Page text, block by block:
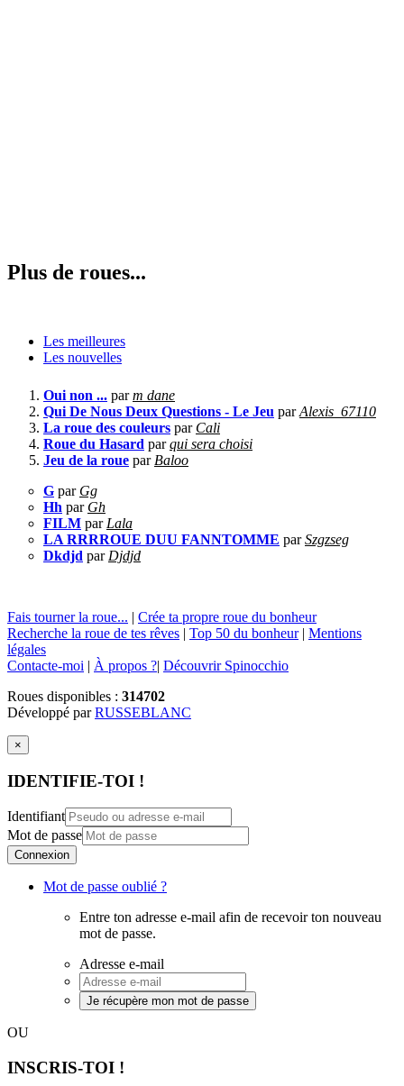
Plus de roues...
Les meilleures
Les nouvelles
Oui non ... parm dane
Qui De Nous Deux Questions - Le Jeu parAlexis_67110
La roue des couleurs par Cali
Roue du Hasard parqui sera choisi
Jeu de la roue par Baloo
G par Gg
Hh par Gh
FILM par Lala
LA RRRROUE DUU FANNTOMME parSzgzseg
Dkdjd par Djdjd
Fais tourner la roue... | Crée ta propre roue du bonheur
Recherche la roue de tes rêves | Top 50 du bonheur| Mentions
légales
Contacte-moi | À propos ?| Découvrir Spinocchio
Roues disponibles : 314702
Développé parRUSSEBLANC
×
IDENTIFIE-TOI !
Identifiant
Mot de passe
Connexion
Mot de passe oublié ?
Entre ton adresse e-mail afin de recevoir ton nouveau
mot de passe.
Adresse e-mail
Je récupère mon mot de passe
OU
INSCRIS-TOI !